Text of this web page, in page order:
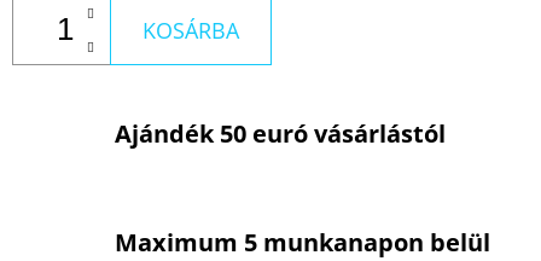
KOSÁRBA
Ajándék 50 euró vásárlástól
Maximum 5 munkanapon belül